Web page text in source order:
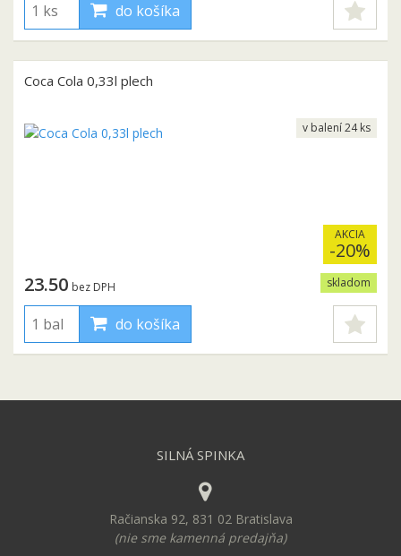
do košíka
Coca Cola 0,33l plech
AKCIA
-20%
skladom
23.50 bez DPH
do košíka
v balení 24 ks
SILNÁ SPINKA
Račianska 92, 831 02 Bratislava
(nie sme kamenná predajňa)